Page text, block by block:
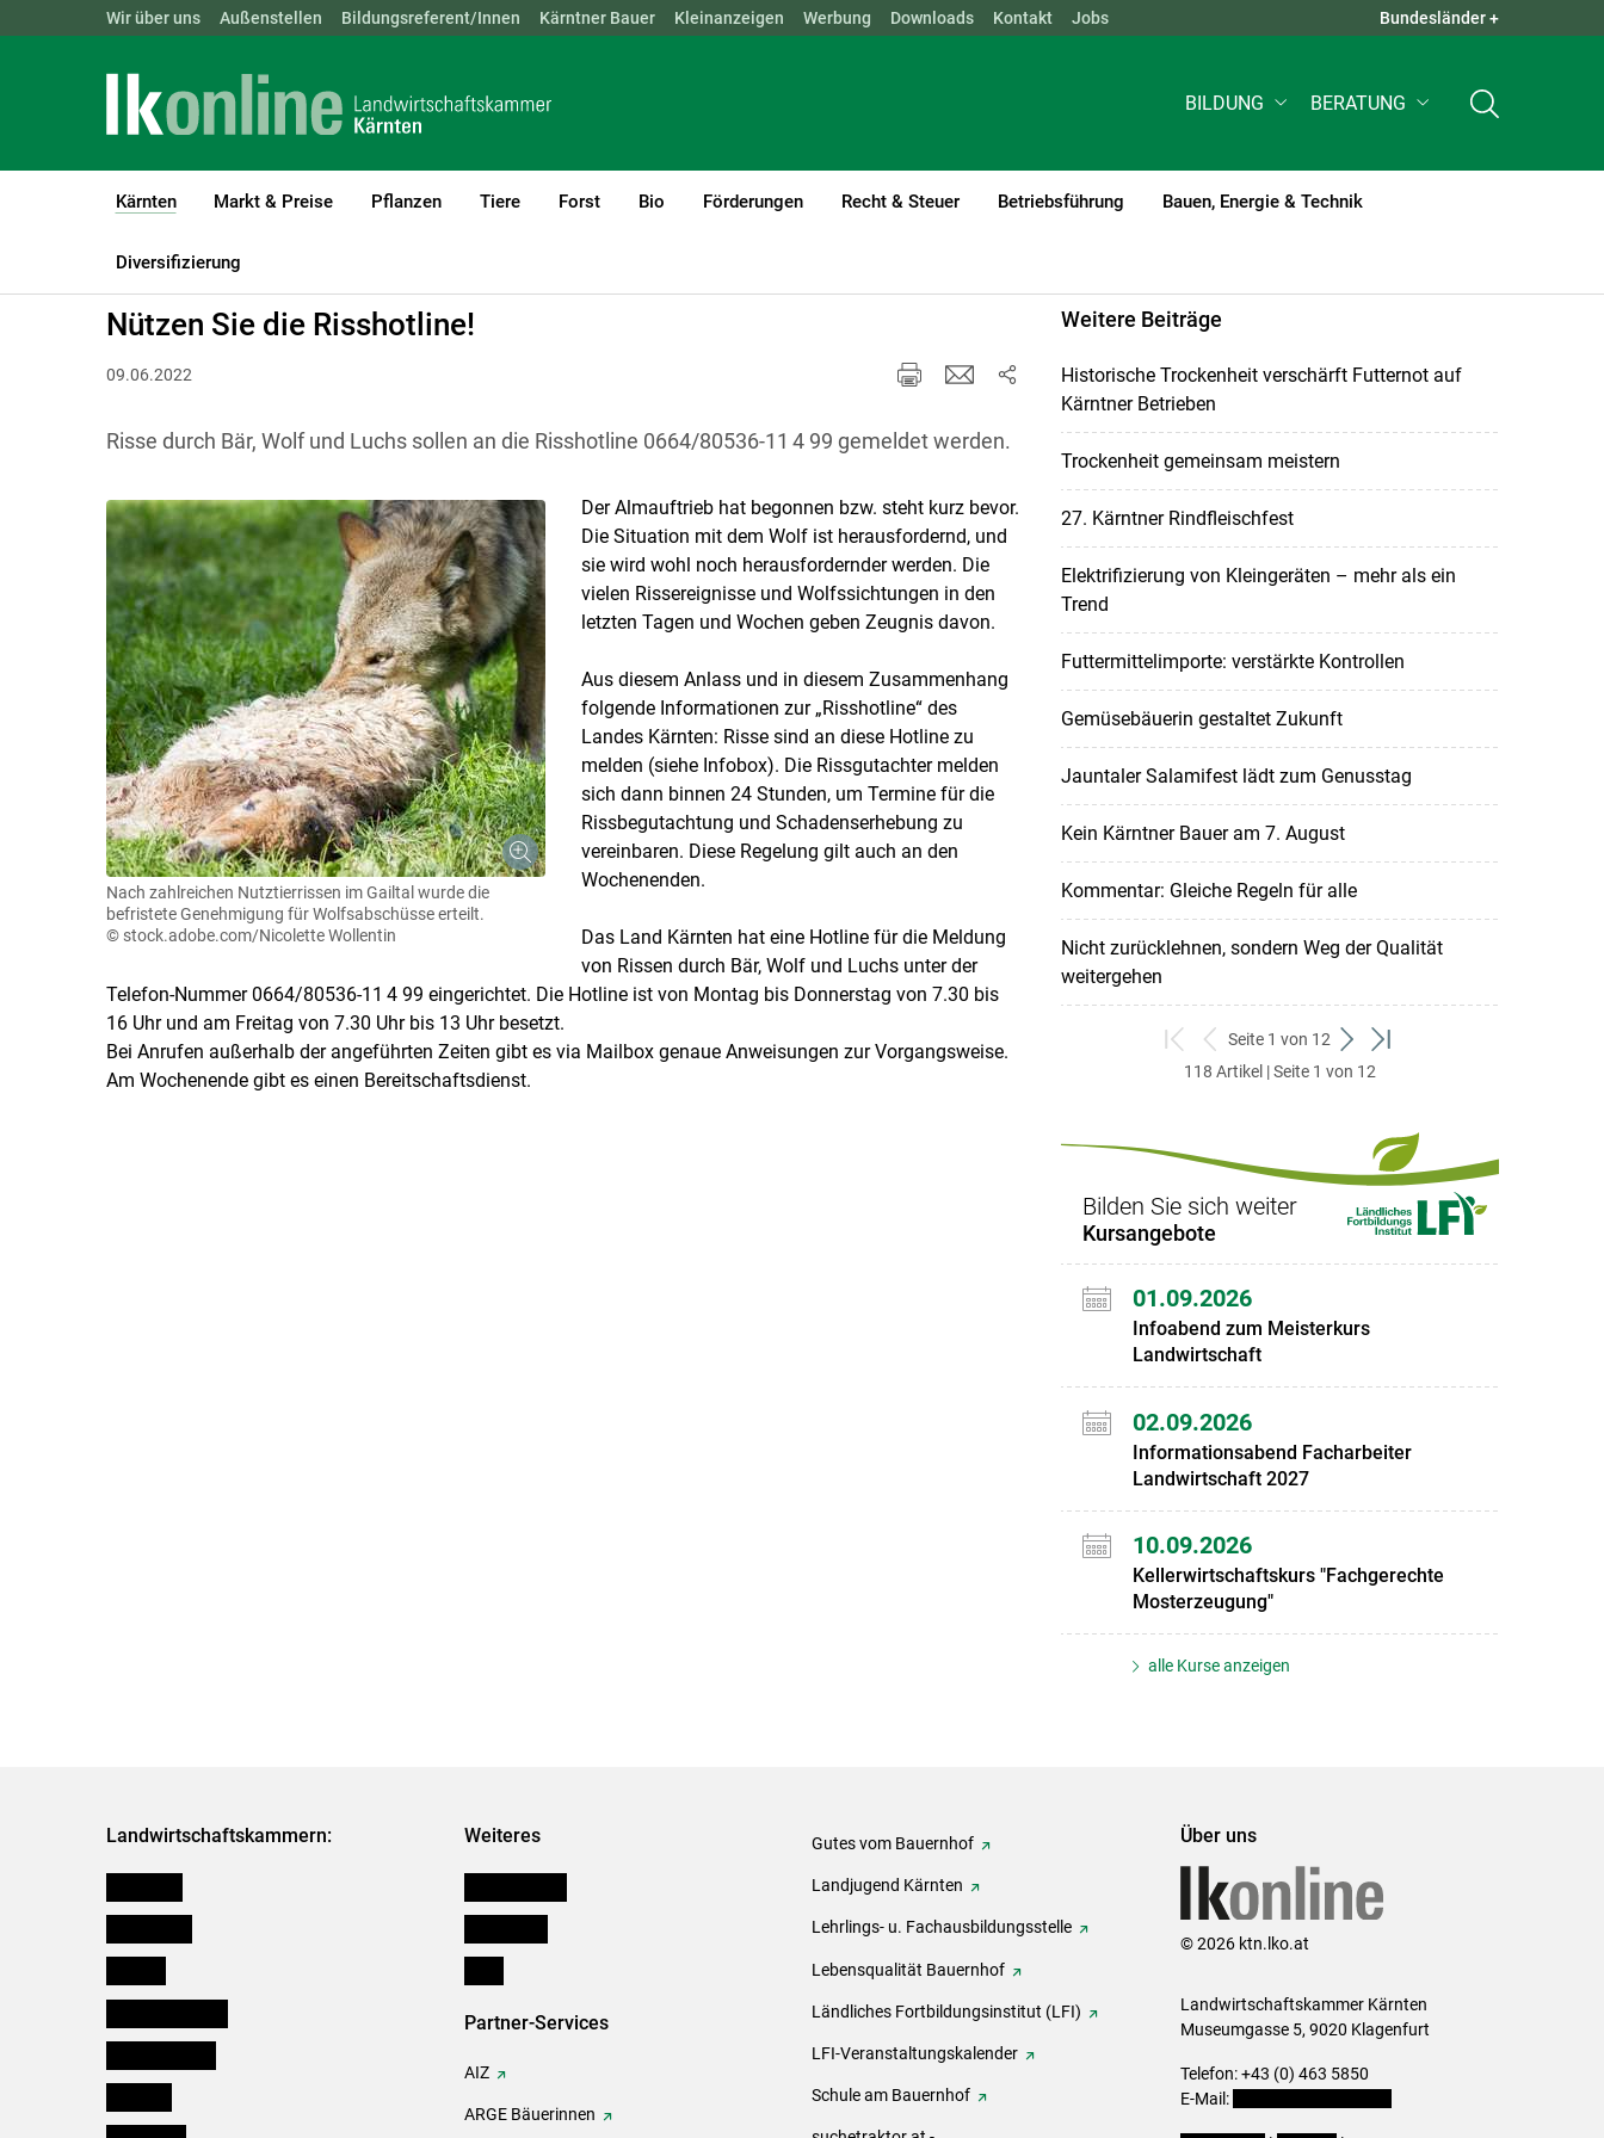
Skip to main content
Landwirtschaftskammern: ÖSTERREICH BGLD KTN NÖ OÖ SBG STMK TIROL VBG WIEN QUICK LINKS +
Wir über uns Außenstellen Bildungsreferent/Innen Kärntner Bauer Kleinanzeigen Werbung Downloads Kontakt Jobs Bundesländer +
BILDUNG BERATUNG
Kärnten
(current)1
Markt & Preise Pflanzen Tiere Forst Bio Förderungen Recht & Steuer Betriebsführung Bauen, Energie & Technik
Diversifizierung
LK Kärnten Kärnten
Nützen Sie die Risshotline!
09.06.2022
Risse durch Bär, Wolf und Luchs sollen an die ­Risshotline 0664/​80536-11 4 99 gemeldet werden.
Nach zahlreichen Nutztierrissen im Gailtal wurde die
befristete Genehmigung für Wolfsabschüsse erteilt.
© stock.adobe.com/Nicolette Wollentin
Der Almauftrieb hat begonnen bzw. steht kurz bevor.
Die Situation mit dem Wolf ist herausfordernd, und
sie wird wohl noch herausfordernder werden. Die
vielen Riss­ereignisse und Wolfssichtungen in den
letzten Tagen und Wochen geben Zeugnis davon.
Aus diesem Anlass und in diesem Zusammenhang
folgende Informationen zur „Risshotline“ des
Landes Kärnten: Risse sind an diese Hotline zu
melden (siehe Infobox). Die Rissgutachter melden
sich dann binnen 24 Stunden, um Termine für die
Rissbegutachtung und Schadenserhebung zu
vereinbaren. Diese Regelung gilt auch an den
Wochenenden.
Das Land Kärnten hat eine Hotline für die Meldung
von Rissen durch Bär, Wolf und Luchs unter der
Telefon-Nummer 0664/​80536-11 4 99 eingerichtet. Die Hotline ist von Montag bis Donnerstag von 7.30 bis
16 Uhr und am Freitag von 7.30 Uhr bis 13 Uhr besetzt.
Bei Anrufen außerhalb der angeführten Zeiten gibt es via Mailbox genaue Anweisungen zur Vorgangsweise.
Am Wochenende gibt es einen Bereitschaftsdienst.
Weitere Beiträge
Historische Trockenheit verschärft Futternot auf
Kärntner Betrieben
Trockenheit gemeinsam meistern
27. Kärntner Rindfleischfest
Elektrifizierung von Kleingeräten – mehr als ein
Trend
Futtermittelimporte: verstärkte Kontrollen
Gemüsebäuerin gestaltet Zukunft
Jauntaler Salamifest lädt zum Genusstag
Kein Kärntner Bauer am 7. August
Kommentar: Gleiche Regeln für alle
Nicht zurücklehnen, sondern Weg der Qualität
weitergehen
zum
ersten
zurück
zum
Seite 1 von 12
weiter
zum
zum
118 Artikel | Seite 1 von 12
Bilden Sie sich weiter
Kursangebote
01.09.2026
Infoabend zum Meisterkurs
Landwirtschaft
02.09.2026
Informationsabend Facharbeiter
Landwirtschaft 2027
10.09.2026
Kellerwirtschaftskurs "Fachgerechte
Mosterzeugung"
alle Kurse anzeigen
Landwirtschaftskammern: Weiteres
Partner-Services
AIZ
ARGE Bäuerinnen
Gutes vom Bauernhof
Landjugend Kärnten
Lehrlings- u. Fachausbildungsstelle
Lebensqualität Bauernhof
Ländliches Fortbildungsinstitut (LFI)
LFI-Veranstaltungskalender
Schule am Bauernhof
Über uns
© 2026 ktn.lko.at
Landwirtschaftskammer Kärnten
Museumgasse 5, 9020 Klagenfurt
Telefon: +43 (0) 463 5850
E-Mail: